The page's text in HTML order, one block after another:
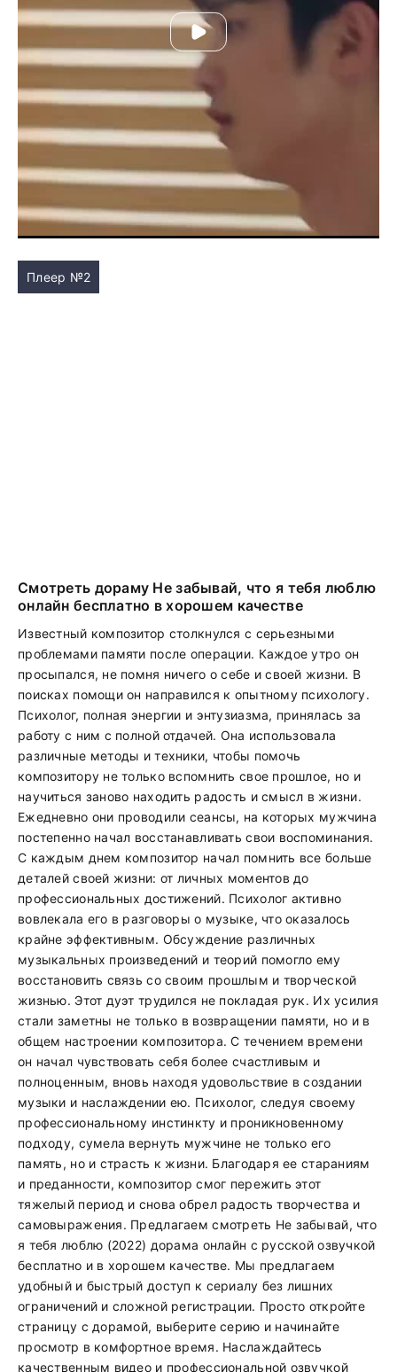
Плеер №2
Смотреть дораму Не забывай, что я тебя люблю
онлайн бесплатно в хорошем качестве
Известный композитор столкнулся с серьезными
проблемами памяти после операции. Каждое утро он
просыпался, не помня ничего о себе и своей жизни. В
поисках помощи он направился к опытному психологу.
Психолог, полная энергии и энтузиазма, принялась за
работу с ним с полной отдачей. Она использовала
различные методы и техники, чтобы помочь
композитору не только вспомнить свое прошлое, но и
научиться заново находить радость и смысл в жизни.
Ежедневно они проводили сеансы, на которых мужчина
постепенно начал восстанавливать свои воспоминания.
С каждым днем композитор начал помнить все больше
деталей своей жизни: от личных моментов до
профессиональных достижений. Психолог активно
вовлекала его в разговоры о музыке, что оказалось
крайне эффективным. Обсуждение различных
музыкальных произведений и теорий помогло ему
восстановить связь со своим прошлым и творческой
жизнью. Этот дуэт трудился не покладая рук. Их усилия
стали заметны не только в возвращении памяти, но и в
общем настроении композитора. С течением времени
он начал чувствовать себя более счастливым и
полноценным, вновь находя удовольствие в создании
музыки и наслаждении ею. Психолог, следуя своему
профессиональному инстинкту и проникновенному
подходу, сумела вернуть мужчине не только его
память, но и страсть к жизни. Благодаря ее стараниям
и преданности, композитор смог пережить этот
тяжелый период и снова обрел радость творчества и
самовыражения. Предлагаем смотреть Не забывай, что
я тебя люблю (2022) дорама онлайн с русской озвучкой
бесплатно и в хорошем качестве. Мы предлагаем
удобный и быстрый доступ к сериалу без лишних
ограничений и сложной регистрации. Просто откройте
страницу с дорамой, выберите серию и начинайте
просмотр в комфортное время. Наслаждайтесь
качественным видео и профессиональной озвучкой